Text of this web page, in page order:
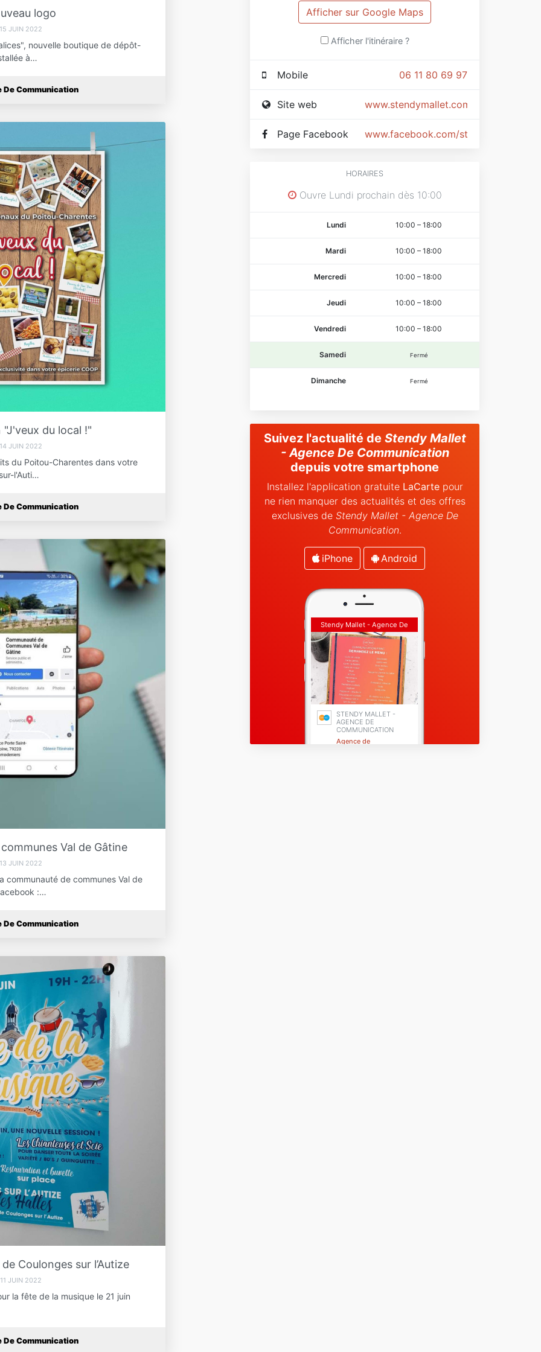
logo
JUIN 2022
nouvelle boutique de dépôt-
à…
De Communication
du local !"
JUIN 2022
du Poitou-Charentes dans votre
l'Auti…
De Communication
Val de Gâtine
JUIN 2022
communauté de communes Val de
:…
De Communication
Coulonges sur l’Autize
11 JUIN 2022
la fête de la musique le 21 juin
De Communication
Afficher sur Google Maps
Afficher l'itinéraire ?
06 11 80 69 97
Mobile
www.stendymallet.com
Site web
www.facebook.com/
Page Facebook
HORAIRES
Ouvre Lundi prochain dès 10:00
Lundi 10:00 – 18:00
Mardi 10:00 – 18:00
Mercredi 10:00 – 18:00
Jeudi 10:00 – 18:00
Vendredi 10:00 – 18:00
Samedi Fermé
Dimanche Fermé
Suivez l'actualité de Stendy Mallet
- Agence De Communication
depuis votre smartphone
Installez l'application gratuite LaCartepour
ne rien manquer des actualités et des offres
exclusives de Stendy Mallet - Agence De
Communication.
iPhone Android
Stendy Mallet - Agence De
Communication
STENDY MALLET -
AGENCE DE
COMMUNICATION
Agence de